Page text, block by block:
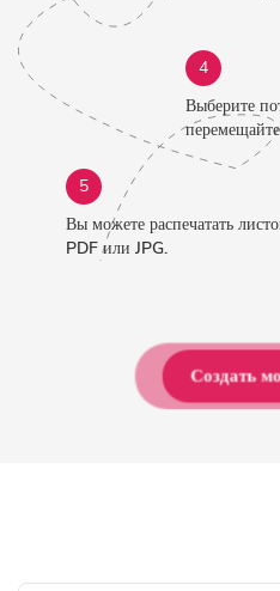
4
Выберите
5
Вы можете распечатать
PDF или JPG.
Создать